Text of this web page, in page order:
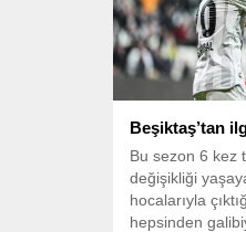
Jesus ile
Beşiktaş’tan
Bu sezon 6 kez
değişikliği
hocalarıyla
hepsinden